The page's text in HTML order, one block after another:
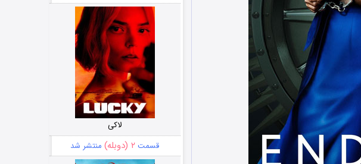
لاکی
قسمت ۲ (دوبله) منتشر شد